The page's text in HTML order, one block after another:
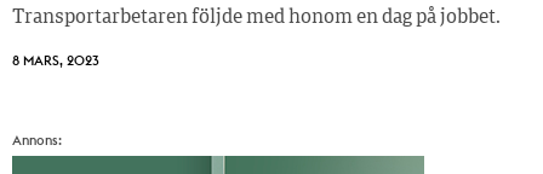
Transportarbetaren följde med honom en dag på jobbet.
8 MARS, 2023
Annons: